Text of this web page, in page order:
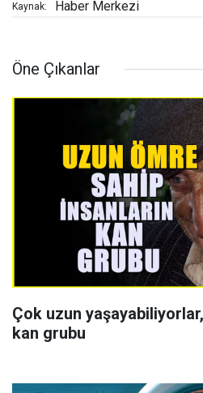
Kaynak: Haber Merkezi
Öne Çıkanlar
Çok uzun
kan grubu